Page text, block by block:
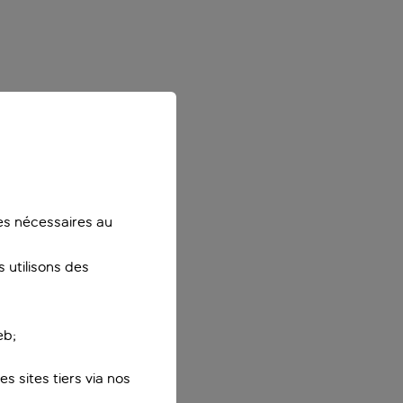
nécessaires au
utilisons des
sites tiers via nos